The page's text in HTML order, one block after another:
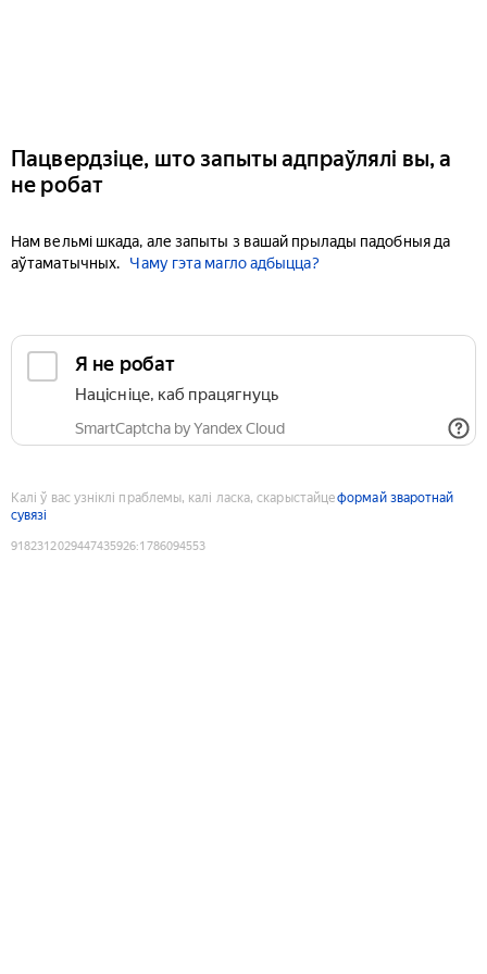
Пацвердзіце, што запыты адпраўлялі вы, а
не робат
Нам вельмі шкада, але запыты з вашай прылады падобныя да
аўтаматычных.
Чаму гэта магло адбыцца?
Я не робат
Націсніце, каб працягнуць
SmartCaptcha by Yandex Cloud
Калі ў вас узніклі праблемы, калі ласка, скарыстайцеформай зваротнай
сувязі
9182312029447435926:1786094553